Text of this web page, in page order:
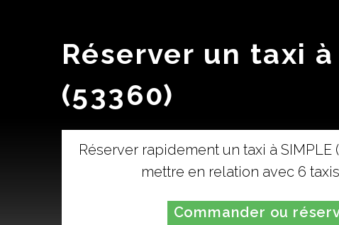
Réserver un taxi à
(53360)
Réserver rapidement un taxi à SIMPLE
mettre en relation avec 6 taxis
Commander ou